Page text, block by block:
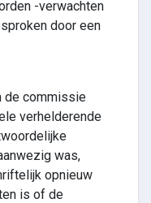
-verwachten
door een
de commissie
verhelderende
was,
opnieuw
is of de